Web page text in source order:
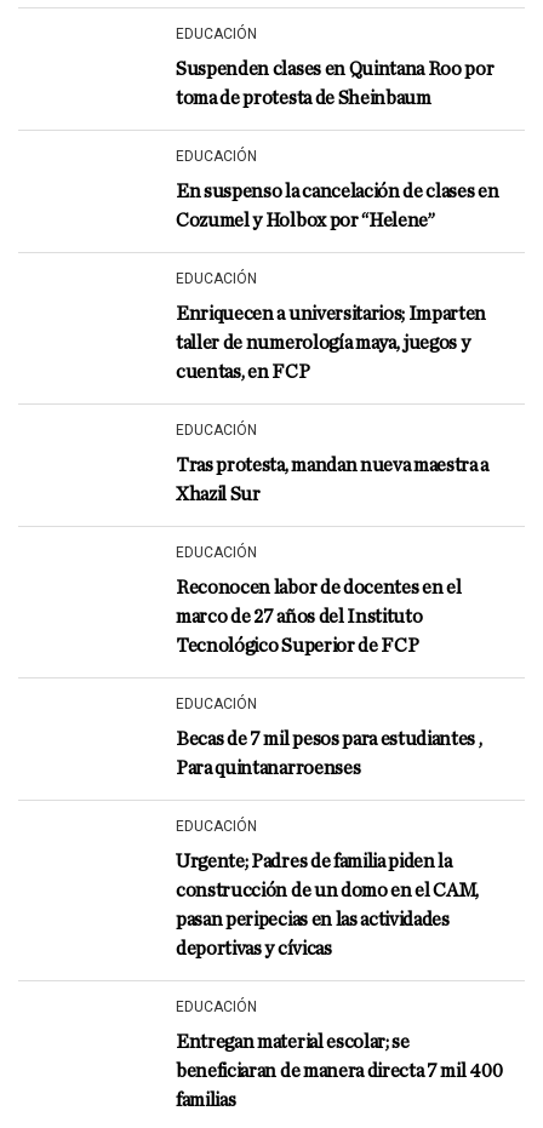
EDUCACIÓN
Suspenden clases en Quintana Roo por
toma de protesta de Sheinbaum
EDUCACIÓN
En suspenso la cancelación de clases en
Cozumel y Holbox por “Helene”
EDUCACIÓN
Enriquecen a universitarios; Imparten
taller de numerología maya, juegos y
cuentas, en FCP
EDUCACIÓN
Tras protesta, mandan nueva maestra a
Xhazil Sur
EDUCACIÓN
Reconocen labor de docentes en el
marco de 27 años del Instituto
Tecnológico Superior de FCP
EDUCACIÓN
Becas de 7 mil pesos para estudiantes ,
Para quintanarroenses
EDUCACIÓN
Urgente; Padres de familia piden la
construcción de un domo en el CAM,
pasan peripecias en las actividades
deportivas y cívicas
EDUCACIÓN
Entregan material escolar; se
beneficiaran de manera directa 7 mil 400
familias